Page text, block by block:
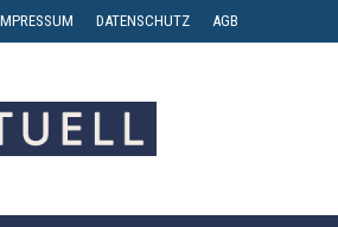
DATENSCHUTZ AGB